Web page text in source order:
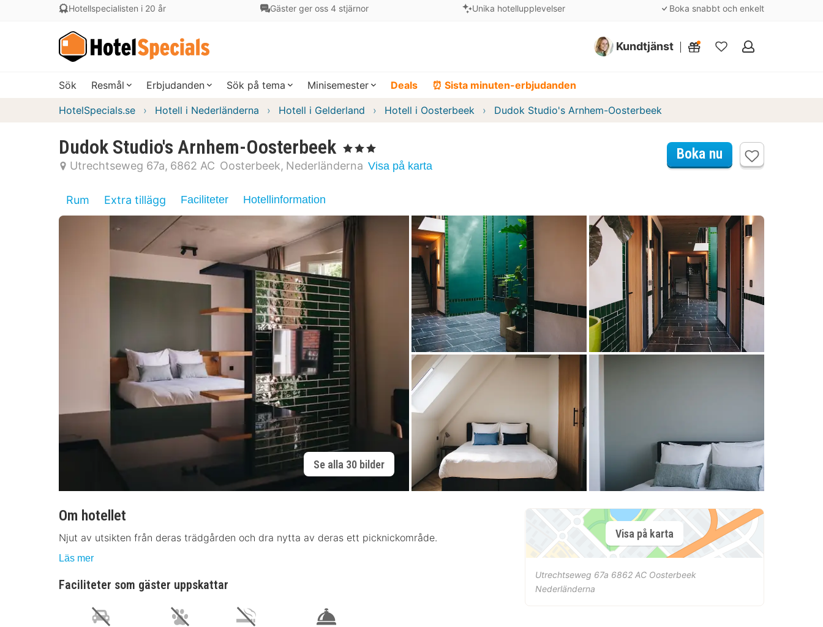
Hotellspecialisten i 20 år Gäster ger oss 4 stjärnor Unika hotellupplevelser Boka snabbt och enkelt
Kundtjänst
Mina
Sök Resmål Erbjudanden Sök på tema Minisemester Deals ⏰ Sista minuten-erbjudanden
HotelSpecials.se Hotell i Nederländerna Hotell i Gelderland Hotell i Oosterbeek Dudok Studio's Arnhem-Oosterbeek
Dudok Studio's Arnhem-Oosterbeek , 3 Stjärnor
Utrechtseweg 67a 6862 AC Oosterbeek Nederländerna Visa på karta
Boka nu
Rum Extra tillägg Faciliteter Hotellinformation
Se alla 30 bilder
Om hotellet
Njut av utsikten från deras trädgården och dra nytta av deras ett picknickområde.
Läs mer
Faciliteter som gäster uppskattar
Visa på karta
Utrechtseweg 67a 6862 AC Oosterbeek
Nederländerna